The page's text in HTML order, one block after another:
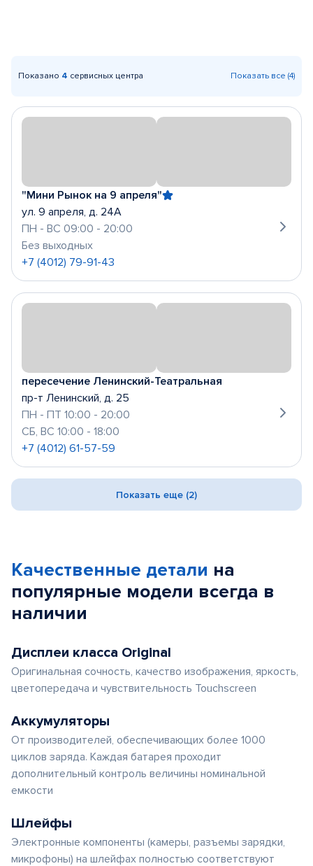
Показано 4 сервисных центра Показать все (4)
"Мини Рынок на 9 апреля"
ул. 9 апреля, д. 24А
ПН - ВС 09:00 - 20:00
Без выходных
+7 (4012) 79-91-43
пересечение Ленинский-Театральная
пр-т Ленинский, д. 25
ПН - ПТ 10:00 - 20:00
СБ, ВС 10:00 - 18:00
+7 (4012) 61-57-59
Показать еще (2)
Качественные детали на
популярные модели всегда в
наличии
Дисплеи класса Original
Оригинальная сочность, качество изображения, яркость,
цветопередача и чувствительность Touchscreen
Аккумуляторы
От производителей, обеспечивающих более 1000
циклов заряда. Каждая батарея проходит
дополнительный контроль величины номинальной
емкости
Шлейфы
Электронные компоненты (камеры, разъемы зарядки,
микрофоны) на шлейфах полностью соответствуют